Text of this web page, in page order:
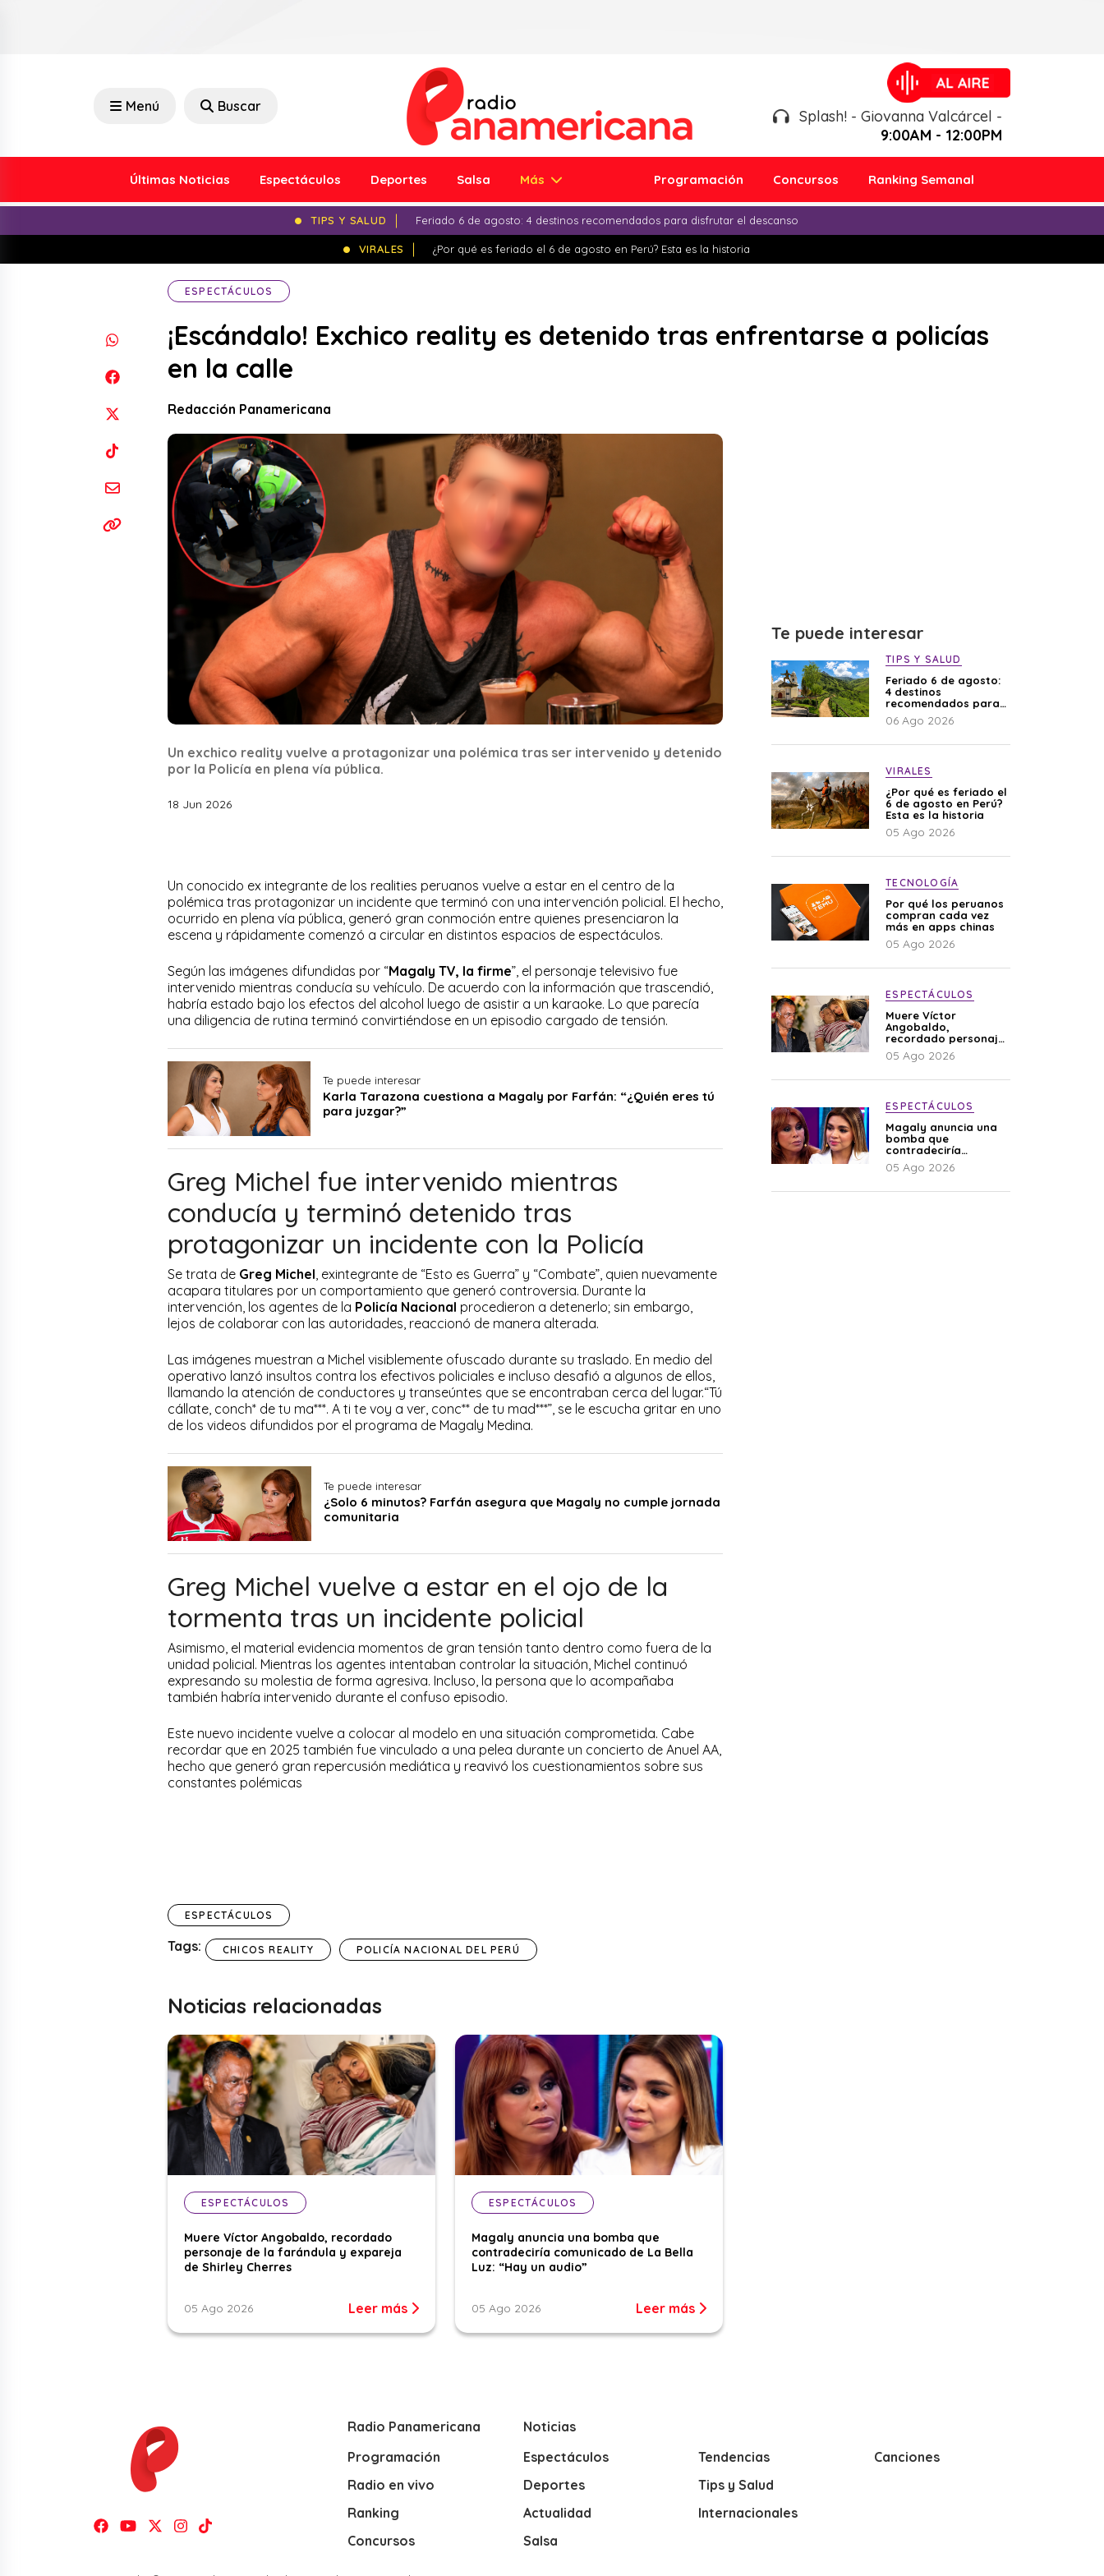
Menú Buscar
Splash! - Giovanna Valcárcel -
9:00AM - 12:00PM
Últimas Noticias Espectáculos Deportes Salsa Más Programación Concursos Ranking Semanal
TIPS Y SALUD Feriado 6 de agosto: 4 destinos recomendados para disfrutar el descanso
VIRALES ¿Por qué es feriado el 6 de agosto en Perú? Esta es la historia
ESPECTÁCULOS
¡Escándalo! Exchico reality es detenido tras enfrentarse a policías
en la calle
Redacción Panamericana
Un exchico reality vuelve a protagonizar una polémica tras ser intervenido y detenido
por la Policía en plena vía pública.
18 Jun 2026
Un conocido ex integrante de los realities peruanos vuelve a estar en el centro de la
polémica tras protagonizar un incidente que terminó con una intervención policial. El hecho,
ocurrido en plena vía pública, generó gran conmoción entre quienes presenciaron la
escena y rápidamente comenzó a circular en distintos espacios de espectáculos.
Según las imágenes difundidas por “Magaly TV, la firme”, el personaje televisivo fue
intervenido mientras conducía su vehículo. De acuerdo con la información que trascendió,
habría estado bajo los efectos del alcohol luego de asistir a un karaoke. Lo que parecía
una diligencia de rutina terminó convirtiéndose en un episodio cargado de tensión.
Te puede interesar
Karla Tarazona cuestiona a Magaly por Farfán: “¿Quién eres tú
para juzgar?”
Greg Michel fue intervenido mientras
conducía y terminó detenido tras
protagonizar un incidente con la Policía
Se trata de Greg Michel , exintegrante de “Esto es Guerra” y “Combate”, quien nuevamente
acapara titulares por un comportamiento que generó controversia. Durante la
intervención, los agentes de la Policía Nacional procedieron a detenerlo; sin embargo,
lejos de colaborar con las autoridades, reaccionó de manera alterada.
Las imágenes muestran a Michel visiblemente ofuscado durante su traslado. En medio del
operativo lanzó insultos contra los efectivos policiales e incluso desafió a algunos de ellos,
llamando la atención de conductores y transeúntes que se encontraban cerca del lugar.“Tú
cállate, conch* de tu ma***. A ti te voy a ver, conc** de tu mad***”, se le escucha gritar en uno
de los videos difundidos por el programa de Magaly Medina.
Te puede interesar
¿Solo 6 minutos? Farfán asegura que Magaly no cumple jornada
comunitaria
Greg Michel vuelve a estar en el ojo de la
tormenta tras un incidente policial
Asimismo, el material evidencia momentos de gran tensión tanto dentro como fuera de la
unidad policial. Mientras los agentes intentaban controlar la situación, Michel continuó
expresando su molestia de forma agresiva. Incluso, la persona que lo acompañaba
también habría intervenido durante el confuso episodio.
Este nuevo incidente vuelve a colocar al modelo en una situación comprometida. Cabe
recordar que en 2025 también fue vinculado a una pelea durante un concierto de Anuel AA,
hecho que generó gran repercusión mediática y reavivó los cuestionamientos sobre sus
constantes polémicas
ESPECTÁCULOS
Tags: CHICOS REALITY POLICÍA NACIONAL DEL PERÚ
Noticias relacionadas
ESPECTÁCULOS
Muere Víctor Angobaldo, recordado
personaje de la farándula y expareja
de Shirley Cherres
05 Ago 2026 Leer más
ESPECTÁCULOS
Magaly anuncia una bomba que
contradeciría comunicado de La Bella
Luz: “Hay un audio”
05 Ago 2026 Leer más
Te puede interesar
TIPS Y SALUD
Feriado 6 de agosto:
4 destinos
recomendados para
disfrutar el descanso
06 Ago 2026
VIRALES
¿Por qué es feriado el
6 de agosto en Perú?
Esta es la historia
05 Ago 2026
TECNOLOGÍA
Por qué los peruanos
compran cada vez
más en apps chinas
05 Ago 2026
ESPECTÁCULOS
Muere Víctor
Angobaldo,
recordado personaje
de la farándula y
expareja de Shirley
05 Ago 2026
ESPECTÁCULOS
Magaly anuncia una
bomba que
contradeciría
comunicado de La
Bella Luz: “Hay un
05 Ago 2026
Radio Panamericana
Programación
Radio en vivo
Ranking
Concursos
Noticias
Espectáculos
Deportes
Actualidad
Salsa
Tendencias
Tips y Salud
Internacionales
Canciones